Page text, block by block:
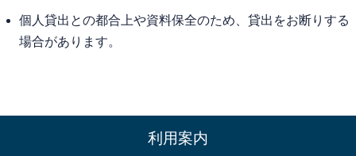
個人貸出との都合上や資料保全のため、貸出をお断りする
場合があります。
利用案内